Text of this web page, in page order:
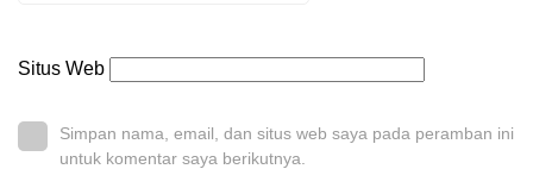
Situs Web
Simpan nama, email, dan situs web saya pada peramban ini
untuk komentar saya berikutnya.